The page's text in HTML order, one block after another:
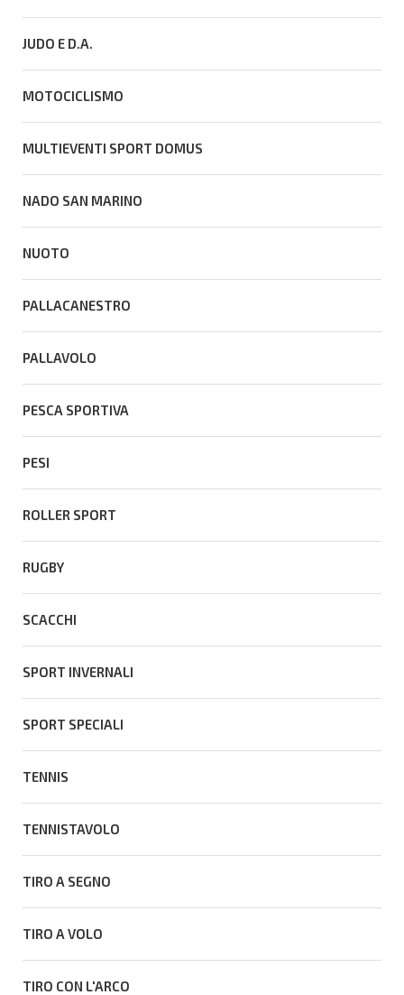
JUDO E D.A.
MOTOCICLISMO
MULTIEVENTI SPORT DOMUS
NADO SAN MARINO
NUOTO
PALLACANESTRO
PALLAVOLO
PESCA SPORTIVA
PESI
ROLLER SPORT
RUGBY
SCACCHI
SPORT INVERNALI
SPORT SPECIALI
TENNIS
TENNISTAVOLO
TIRO A SEGNO
TIRO A VOLO
TIRO CON L'ARCO